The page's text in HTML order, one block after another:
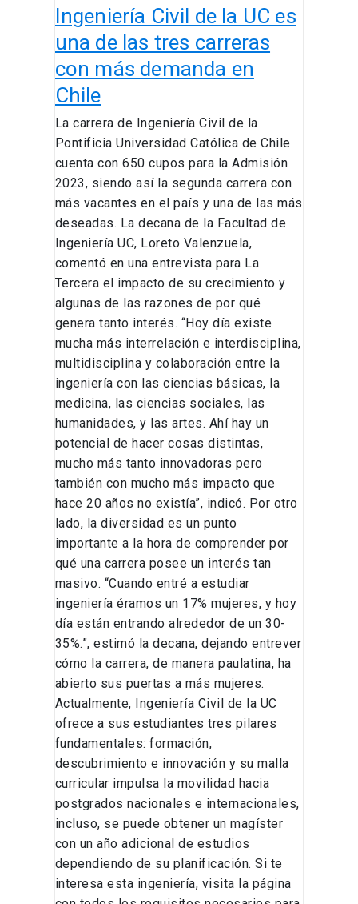
Ingeniería Civil de la UC es
una de las tres carreras
con más demanda en
Chile
La carrera de Ingeniería Civil de la
Pontificia Universidad Católica de Chile
cuenta con 650 cupos para la Admisión
2023, siendo así la segunda carrera con
más vacantes en el país y una de las más
deseadas. La decana de la Facultad de
Ingeniería UC, Loreto Valenzuela,
comentó en una entrevista para La
Tercera el impacto de su crecimiento y
algunas de las razones de por qué
genera tanto interés. “Hoy día existe
mucha más interrelación e interdisciplina,
multidisciplina y colaboración entre la
ingeniería con las ciencias básicas, la
medicina, las ciencias sociales, las
humanidades, y las artes. Ahí hay un
potencial de hacer cosas distintas,
mucho más tanto innovadoras pero
también con mucho más impacto que
hace 20 años no existía”, indicó. Por otro
lado, la diversidad es un punto
importante a la hora de comprender por
qué una carrera posee un interés tan
masivo. “Cuando entré a estudiar
ingeniería éramos un 17% mujeres, y hoy
día están entrando alrededor de un 30-
35%.”, estimó la decana, dejando entrever
cómo la carrera, de manera paulatina, ha
abierto sus puertas a más mujeres.
Actualmente, Ingeniería Civil de la UC
ofrece a sus estudiantes tres pilares
fundamentales: formación,
descubrimiento e innovación y su malla
curricular impulsa la movilidad hacia
postgrados nacionales e internacionales,
incluso, se puede obtener un magíster
con un año adicional de estudios
dependiendo de su planificación. Si te
interesa esta ingeniería, visita la página
Civil
la
UC
es
carreras
demanda